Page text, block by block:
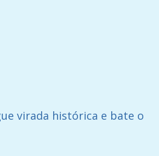
virada histórica e bate o